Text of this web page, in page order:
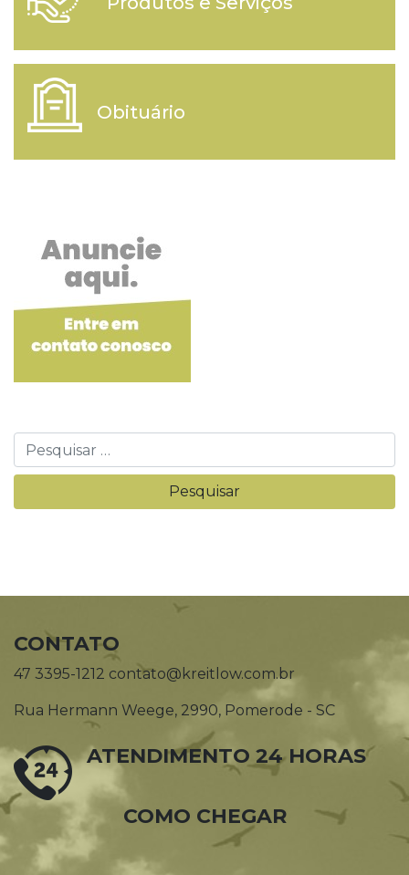
Obituário
CONTATO
47 3395-1212 contato@kreitlow.com.br
Rua Hermann Weege, 2990, Pomerode - SC
ATENDIMENTO 24 HORAS
COMO CHEGAR